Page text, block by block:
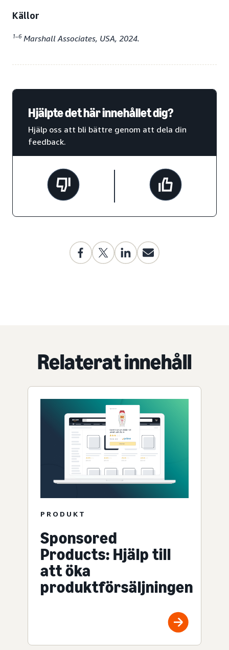
Källor
1–6Marshall Associates, USA, 2024.
Hjälpte det här innehållet dig?
Hjälp oss att bli bättre genom att dela din
feedback.
Relaterat innehåll
PRODUKT
Sponsored
Products: Hjälp till
att öka
produktförsäljningen